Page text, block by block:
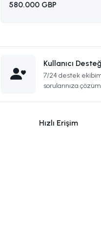
580.000 GBP
Kullanıcı
7/24 destek
sorularınıza
Hızlı Erişim